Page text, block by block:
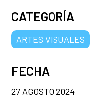
CATEGORÍA
ARTES VISUALES
FECHA
27 AGOSTO 2024